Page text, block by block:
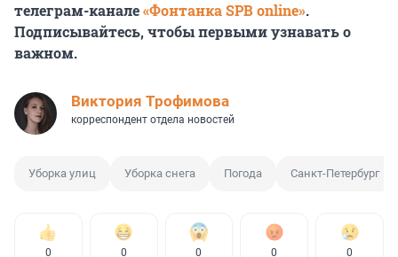
телеграм-канале«Фонтанка SPB online».
Подписывайтесь, чтобы первыми узнавать о
важном.
Виктория Трофимова
корреспондент отдела новостей
Уборка улиц Уборка снега Погода Санкт-Петербург
0 0 0 0 0